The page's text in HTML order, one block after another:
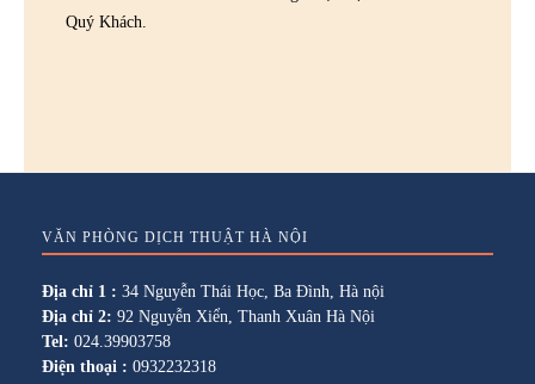
Quý Khách.
VĂN PHÒNG DỊCH THUẬT HÀ NỘI
Địa chỉ 1 : 34 Nguyễn Thái Học, Ba Đình, Hà nội
Địa chỉ 2: 92 Nguyễn Xiển, Thanh Xuân Hà Nội
Tel: 024.39903758
Điện thoại : 0932232318